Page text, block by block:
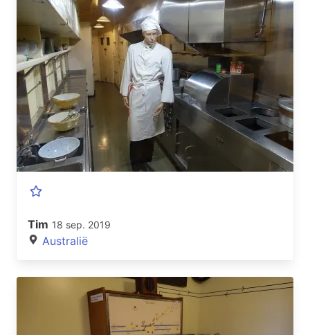
Tim 18 sep. 2019
Australië